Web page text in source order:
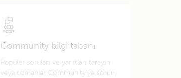
Community bilgi tabanı
Popüler soruları ve yanıtları tarayın
veya uzmanlar Community'ye sorun.